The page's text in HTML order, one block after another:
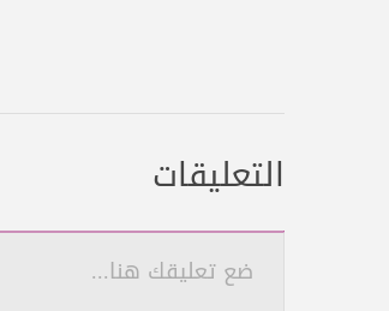
التعليقات
ضع تعليقك هنا...